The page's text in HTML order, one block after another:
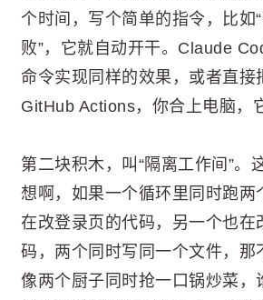
个时间，写个简单的指令，比如
败”，它就自动开干。Claude
命令实现同样的效果，或者直接
GitHub Actions，你合上电脑，
第二块积木，叫“隔离工作间”。
想啊，如果一个循环里同时跑两
在改登录页的代码，另一个也在
码，两个同时写同一个文件，那
像两个厨子同时抢一口锅炒菜，